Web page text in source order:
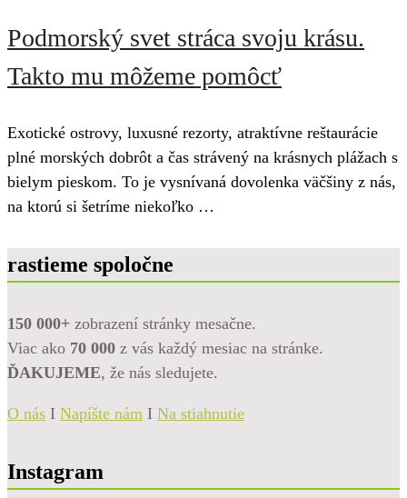
Podmorský svet stráca svoju krásu.
Takto mu môžeme pomôcť
Exotické ostrovy, luxusné rezorty, atraktívne reštaurácie
plné morských dobrôt a čas strávený na krásnych plážach s
bielym pieskom. To je vysnívaná dovolenka väčšiny z nás,
na ktorú si šetríme niekoľko …
rastieme spoločne
150 000+ zobrazení stránky mesačne.
Viac ako 70 000 z vás každý mesiac na stránke.
ĎAKUJEME, že nás sledujete.
O nás I Napíšte nám I Na stiahnutie
Instagram